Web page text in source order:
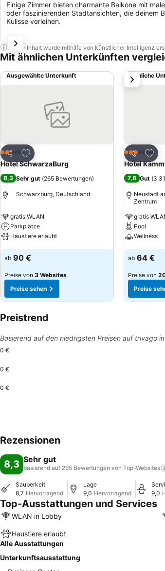
Einige Zimmer bieten charmante Balkone mit
oder faszinierenden Stadtansichten, die deinem
Kulisse verleihen.
Dieser Inhalt wurde mithilfe von künstlicher Intelligenz
Mit ähnlichen Unterkünften
Ausgewählte Unterkunft
Teilen
Zu Favoriten hinzufügen
2 Sterne
Hotel
Hotel SchwarzaBurg
8,3 Sehr gut (265 Bewertungen)
Schwarzburg, Deutschland
gratis WLAN
Parkplätze
Haustiere erlaubt
Preise sehen
ab 90 €
Preise von 3 Websites
Preise sehen
Ähnliche
Teilen
Zu
3 SterneHotel
Hotel
7,8 Gut (
Neustadt
Zentrum
gratis
Pool
Wellness
Preise sehen
ab 64 €
Preise von
Preise
weiter
Preistrend
Basierend auf den niedrigsten Preisen auf trivago
0 €
0 €
0 €
Rezensionen
8,3 Sehr gut
basierend auf 265 Bewertungen von Top-Websites
Sauberkeit
8,7 Hervorragend
Lage
9,0 Hervorragend
9,0
Top-Ausstattungen und Services
WLAN in Lobby
Haustiere erlaubt
Alle Ausstattungen
Unterkunftsausstattung